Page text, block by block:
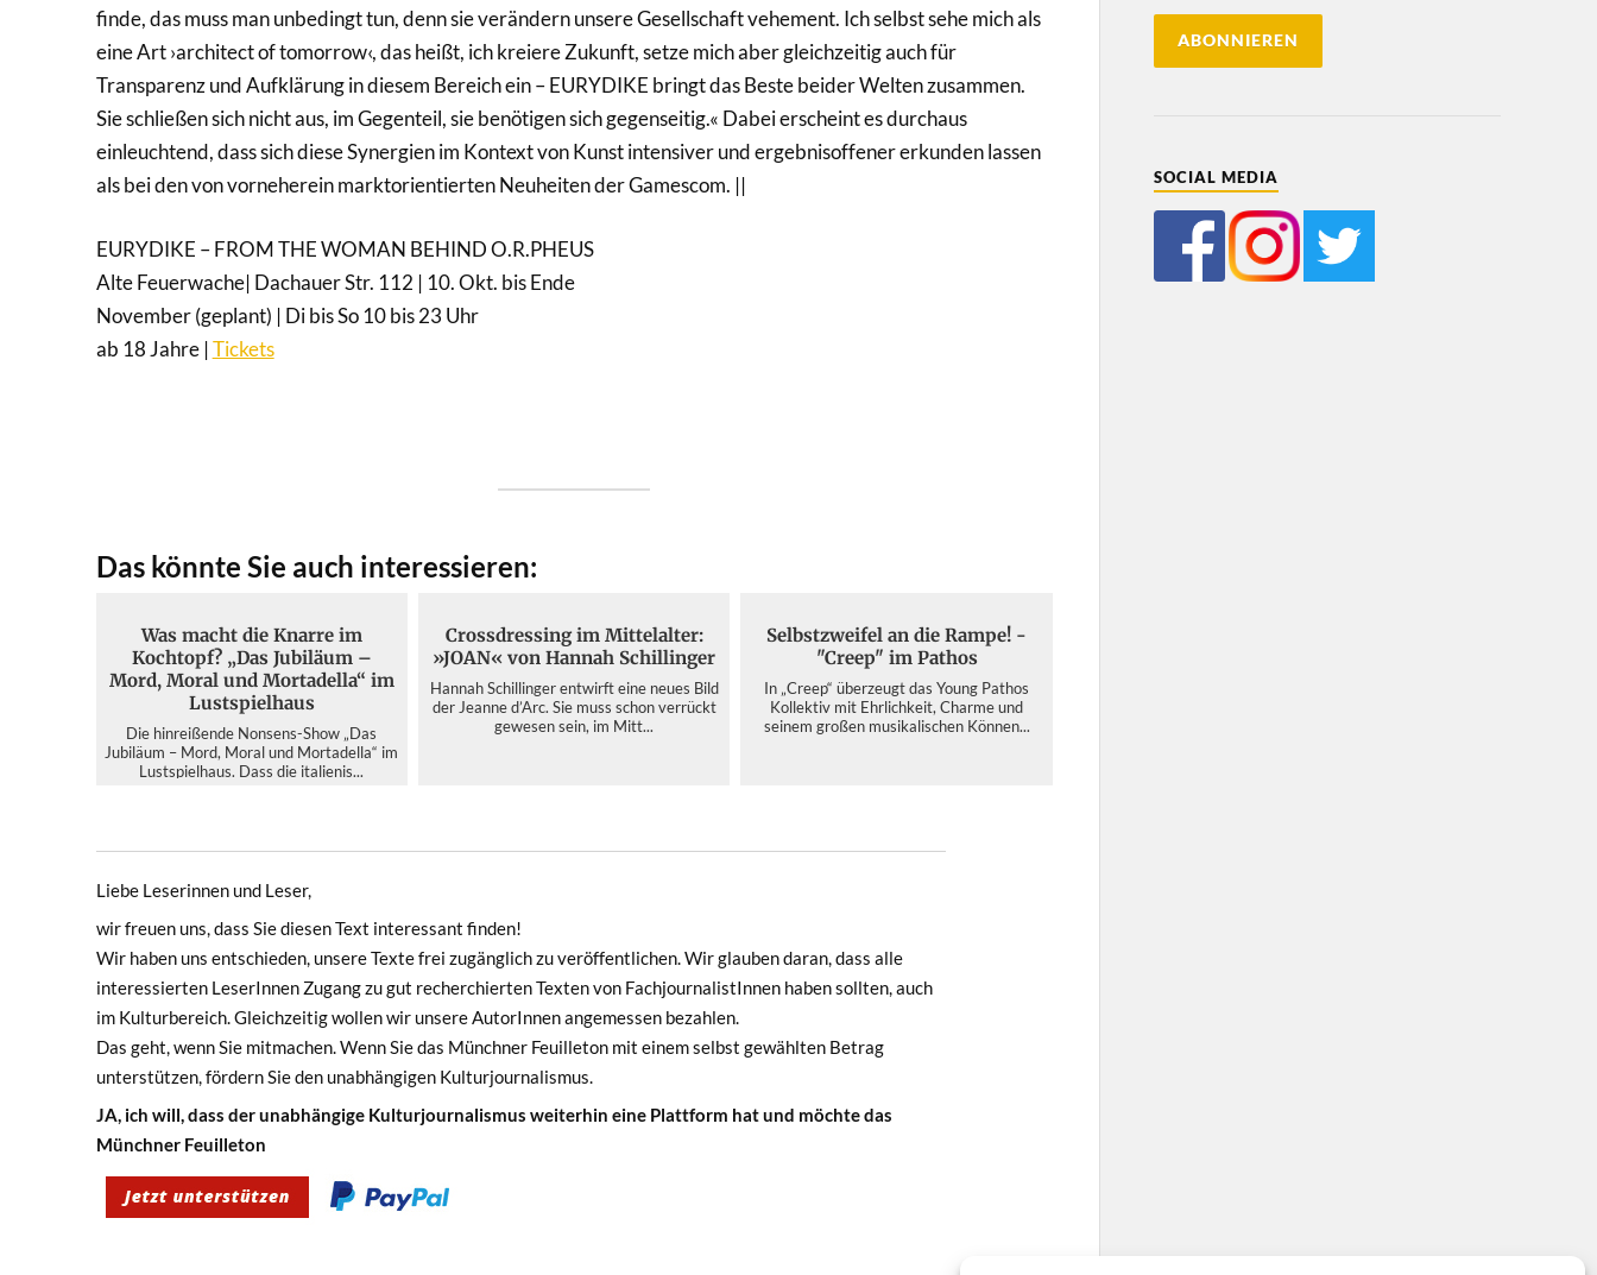
finde, das muss man unbedingt tun, denn sie verändern unsere Gesellschaft vehement. Ich selbst sehe mich als
eine Art ›architect of tomorrow‹, das heißt, ich kreiere Zukunft, setze mich aber gleichzeitig auch für
Transparenz und Aufklärung in diesem Bereich ein – EURYDIKE bringt das Beste beider Welten zusammen.
Sie schließen sich nicht aus, im Gegenteil, sie benötigen sich gegenseitig.« Dabei erscheint es durchaus
einleuchtend, dass sich diese Synergien im Kontext von Kunst intensiver und ergebnisoffener erkunden lassen
als bei den von vorneherein marktorientierten Neuheiten der Gamescom. ||
EURYDIKE – FROM THE WOMAN BEHIND O.R.PHEUS
Alte Feuerwache| Dachauer Str. 112 | 10. Okt. bis Ende
November (geplant) | Di bis So 10 bis 23 Uhr
ab 18 Jahre |Tickets
Das könnte Sie auch interessieren:
Was macht die Knarre im
Kochtopf? „Das Jubiläum –
Mord, Moral und Mortadella“ im
Lustspielhaus
Die hinreißende Nonsens-Show „Das
Jubiläum – Mord, Moral und Mortadella“ im
Lustspielhaus. Dass die italienis...
Crossdressing im Mittelalter:
»JOAN« von Hannah Schillinger
Hannah Schillinger entwirft eine neues Bild
der Jeanne d’Arc. Sie muss schon verrückt
gewesen sein, im Mitt...
Selbstzweifel an die Rampe! -
"Creep" im Pathos
In „Creep“ überzeugt das Young Pathos
Kollektiv mit Ehrlichkeit, Charme und
seinem großen musikalischen Können...
Liebe Leserinnen und Leser,
wir freuen uns, dass Sie diesen Text interessant finden!
Wir haben uns entschieden, unsere Texte frei zugänglich zu veröffentlichen. Wir glauben daran, dass alle
interessierten LeserInnen Zugang zu gut recherchierten Texten von FachjournalistInnen haben sollten, auch
im Kulturbereich. Gleichzeitig wollen wir unsere AutorInnen angemessen bezahlen.
Das geht, wenn Sie mitmachen. Wenn Sie das Münchner Feuilleton mit einem selbst gewählten Betrag
unterstützen, fördern Sie den unabhängigen Kulturjournalismus.
JA, ich will, dass der unabhängige Kulturjournalismus weiterhin eine Plattform hat und möchte das
Münchner Feuilleton
SOCIAL MEDIA